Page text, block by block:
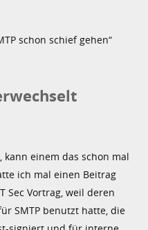
schon schief gehen“
einem das schon mal
ich mal einen Beitrag
Sec Vortrag, weil deren
SMTP benutzt hatte, die